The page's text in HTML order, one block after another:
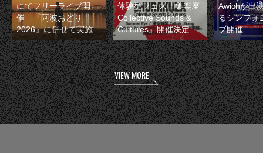
にてフリーライブ開
催 『阿波おどり
2026』に併せて実施
体験型フェス『集楽座
Collective Sounds &
Cultures』開催決定
Awichが出
るシンフォ
ブ開催
VIEW MORE